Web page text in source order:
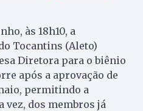
às 18h10, a
Tocantins (Aleto)
Diretora para o biênio
após a aprovação de
permitindo a
vez, dos membros já